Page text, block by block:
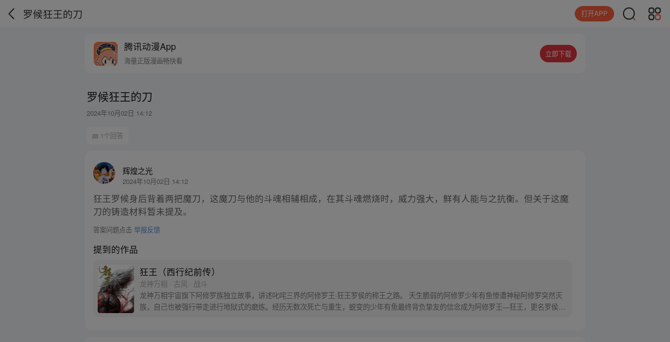
罗候狂王的刀 打开APP
腾讯动漫App
海量正版漫画畅快看
立即下载
罗候狂王的刀
2024年10月02日 14:12
1个回答
辉煌之光
2024年10月02日 14:12
狂王罗候身后背着两把魔刀，这魔刀与他的斗魂相辅相成，在其斗魂燃烧时，威力强大，鲜有人能与之抗衡。但关于这魔
刀的铸造材料暂未提及。
答案问题点击举报反馈
提到的作品
狂王（西行纪前传）
龙神万相 · 古风 · 战斗
龙神万相宇宙旗下阿修罗族独立故事，讲述叱咤三界的阿修罗王·狂王罗侯的称王之路。 天生脆弱的阿修罗少年有鱼惨遭神秘阿修罗突然灭
族，自己也被强行带走进行地狱式的磨炼。经历无数次死亡与重生，蜕变的少年有鱼最终背负挚友的信念成为阿修罗王—狂王，更名罗侯。